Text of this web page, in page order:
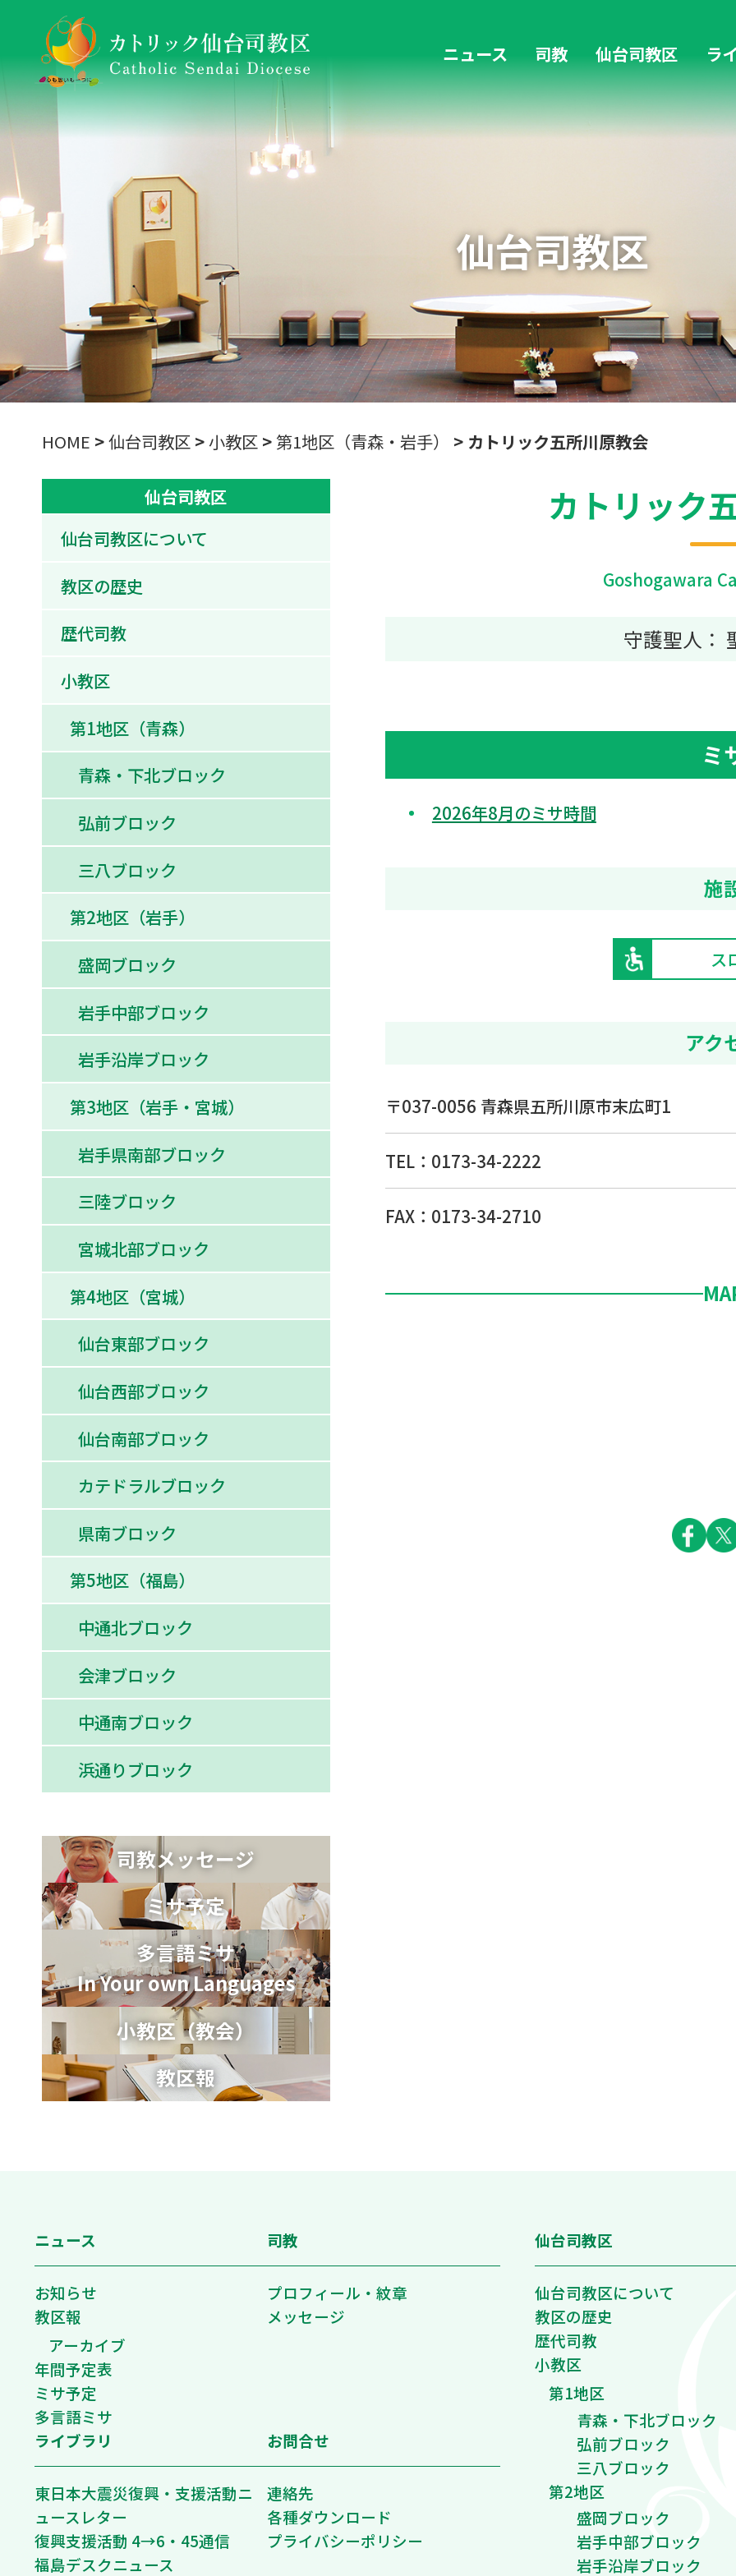
ニュース 司教 仙台司教区 ラ
仙台司教区
HOME >仙台司教区 >小教区 > 第1地区（青森・岩手） > カトリック五所川原教会
カトリック
Goshogawara
守護聖人：
ミ
2026年8月のミサ時間
施
ス
アク
〒037-0056 青森県五所川原市末広町1
TEL： 0173-34-2222
FAX：0173-34-2710
仙台司教区
仙台司教区について
教区の歴史
歴代司教
小教区
第1地区（青森）
青森・下北ブロック
弘前ブロック
三八ブロック
第2地区（岩手）
盛岡ブロック
岩手中部ブロック
岩手沿岸ブロック
第3地区（岩手・宮城）
岩手県南部ブロック
三陸ブロック
宮城北部ブロック
第4地区（宮城）
仙台東部ブロック
仙台西部ブロック
仙台南部ブロック
カテドラルブロック
県南ブロック
第5地区（福島）
中通北ブロック
会津ブロック
中通南ブロック
浜通りブロック
司教メッセージ
ミサ予定
多言語ミサ
In Your own Languages
小教区（教会）
教区報
ニュース
お知らせ
教区報
アーカイブ
年間予定表
ミサ予定
多言語ミサ
司教
プロフィール・紋章
メッセージ
ライブラリ
東日本大震災復興・支援活動ニ
ュースレター
復興支援活動 4→6・45通信
福島デスクニュース
お問合せ
連絡先
各種ダウンロード
プライバシーポリシー
仙台司教区
仙台司教区について
教区の歴史
歴代司教
小教区
第1地区
青森・下北ブロック
弘前ブロック
三八ブロック
第2地区
盛岡ブロック
岩手中部ブロック
岩手沿岸ブロック